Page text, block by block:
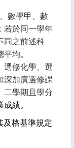
、數學甲、數
若於同一學年
同之前述科
均。
選修化學、選
深加廣選修課
二學期且學分
成績。
及格基準規定